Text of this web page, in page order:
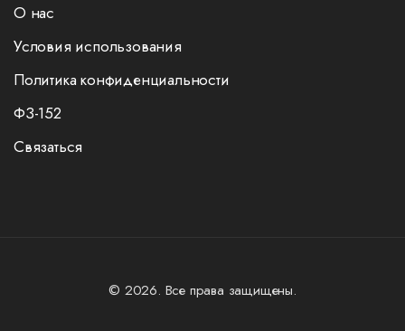
О нас
Условия использования
Политика конфиденциальности
ФЗ-152
Связаться
© 2026. Все права защищены.